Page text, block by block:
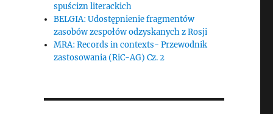
spuścizn literackich
BELGIA: Udostępnienie fragmentów
zasobów zespołów odzyskanych z Rosji
MRA: Records in contexts- Przewodnik
zastosowania (RiC-AG) Cz. 2